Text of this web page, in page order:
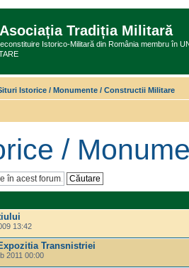
Tradiția Militară
Istorico-Militară din România membru în
Istorice / Monumente / Constructii Militare
/
13:42
Transnistriei
2011 00:00